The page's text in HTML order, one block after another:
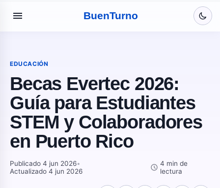
menu BuenTurno
EDUCACIÓN
Becas Evertec 2026:
Guía para Estudiantes
STEM y Colaboradores
en Puerto Rico
Publicado 4 jun 2026•
Actualizado 4 jun 2026
schedule 4 min de
lectura